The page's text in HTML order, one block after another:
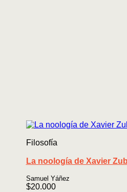
Filosofía
La noología de Xavier
Samuel Yáñez
$20.000